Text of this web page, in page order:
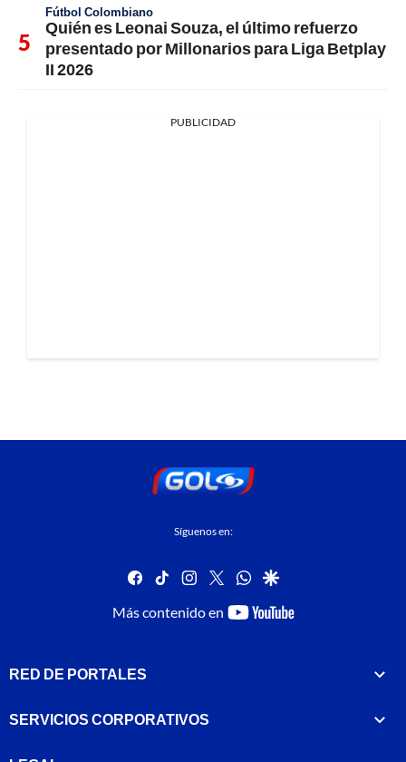
Fútbol Colombiano
Quién es Leonai Souza, el último refuerzo
presentado por Millonarios para Liga Betplay
II 2026
PUBLICIDAD
Síguenos en:
facebook
tiktok instagram
twitterwhatsapp
google
Más contenido en
youtube-
RED DE PORTALES
SERVICIOS CORPORATIVOS